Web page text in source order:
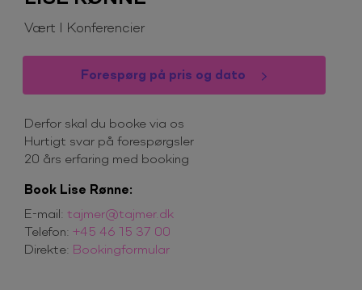
Vært I Konferencier
Forespørg på pris og dato
Derfor skal du booke via os
Hurtigt svar på forespørgsler
20 års erfaring med booking
Book Lise Rønne:
E-mail: tajmer@tajmer.dk
Telefon: +45 46 15 37 00
Direkte: Bookingformular